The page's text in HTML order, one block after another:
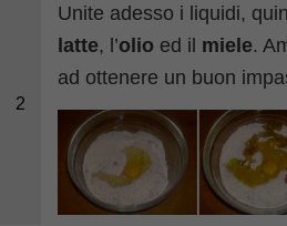
2
Unite adesso i liquidi,
latte, l’olio ed il miele.
ad ottenere un buon